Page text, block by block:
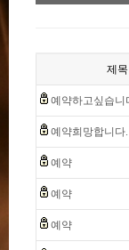
제목
예약하고싶습니
예약희망합니다.
예약
예약
예약